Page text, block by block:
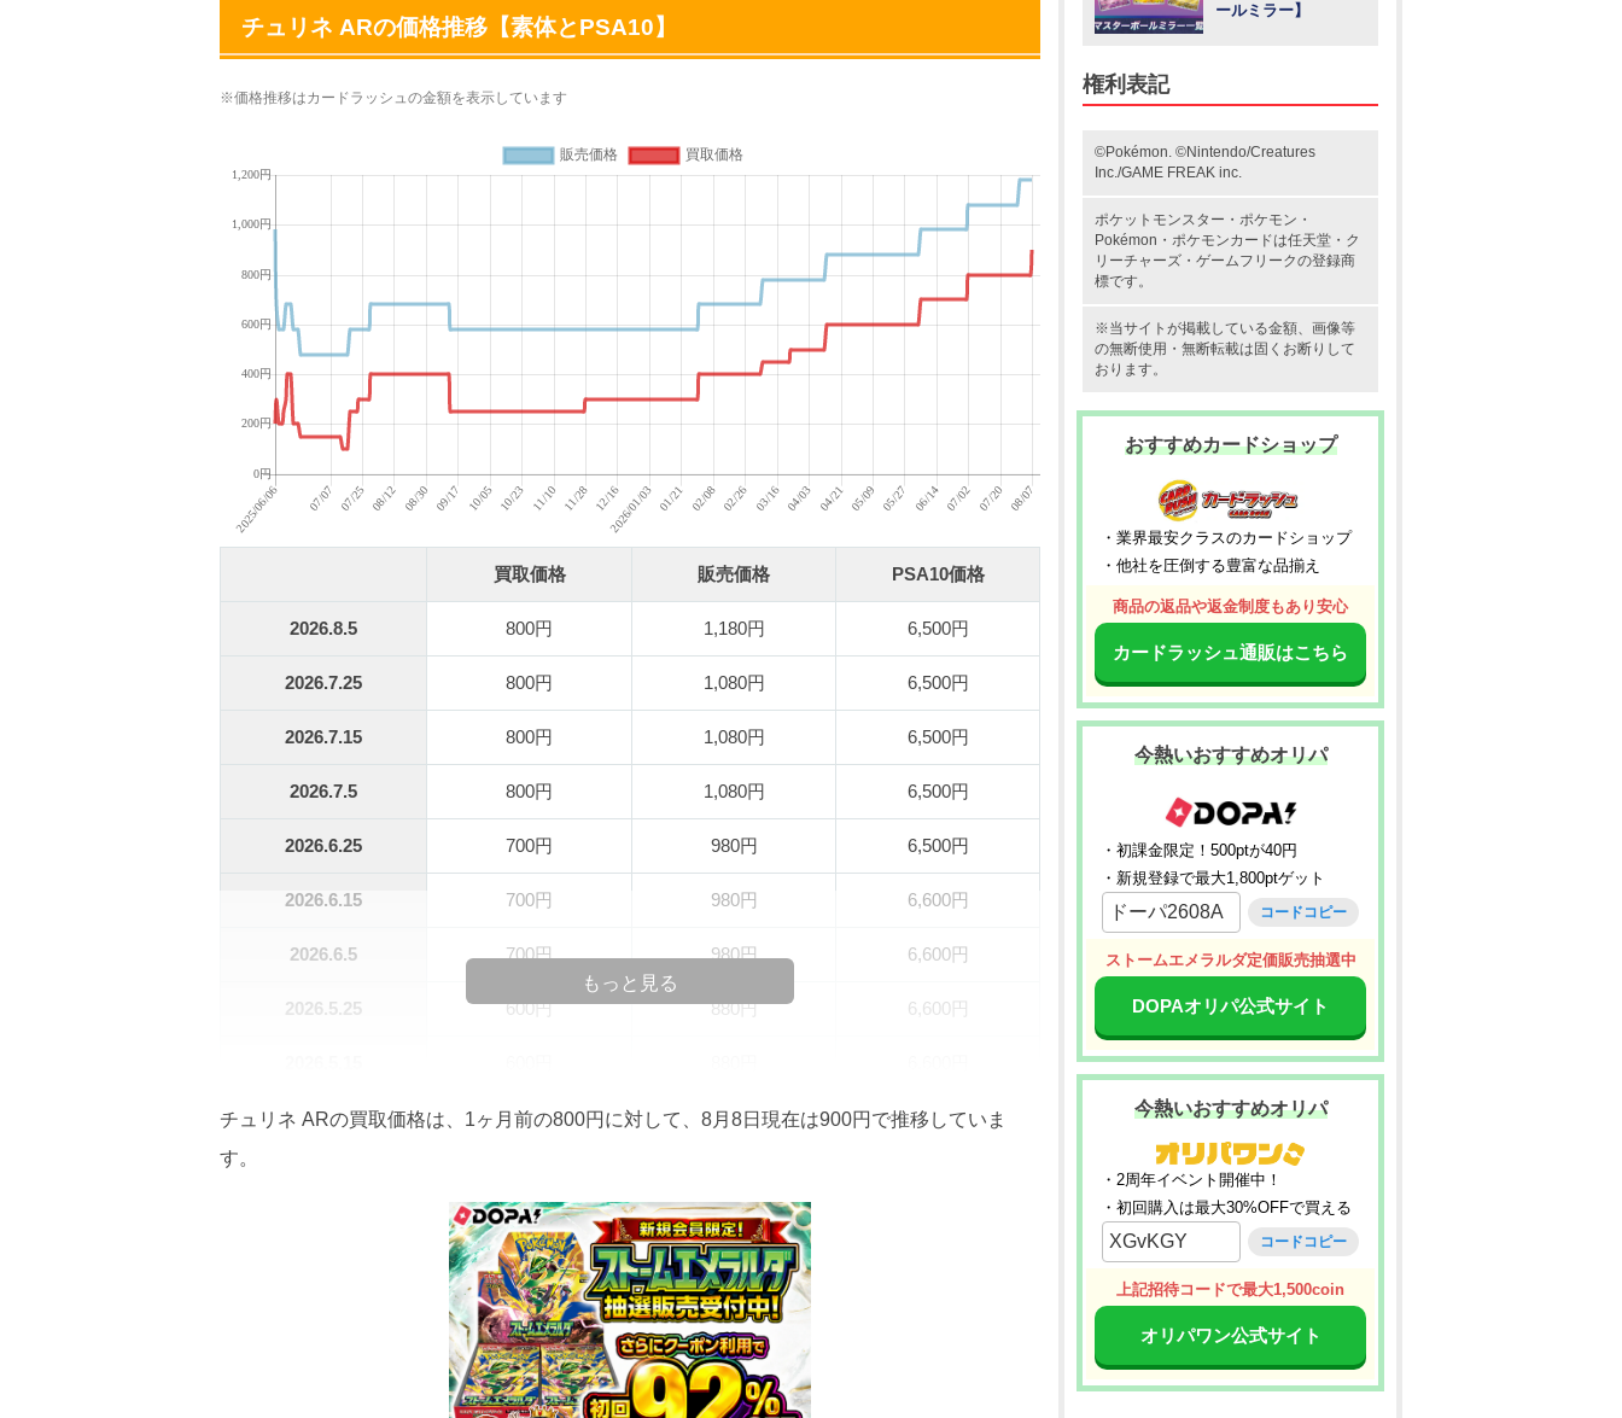
チュリネ ARの価格推移【素体とPSA10】
※価格推移はカードラッシュの金額を表示しています
買取価格 販売価格 PSA10価格
2026.8.5 800円 1,180円 6,500円
2026.7.25 800円 1,080円 6,500円
2026.7.15 800円 1,080円 6,500円
2026.7.5 800円 1,080円 6,500円
2026.6.25 700円 980円 6,500円
2026.6.15 700円 980円 6,600円
2026.6.5 700円 980円 6,600円
2026.5.25 600円 880円 6,600円
2026.5.5 600円 880円 6,600円
600円 880円
500円 780円
500円 780円
450円 780円
もっと見る
チュリネ ARの買取価格は、1ヶ月前の800円に対して、8月8日現在は900円で推移していま
す。
ールミラー】
権利表記
©Pokémon. ©Nintendo/Creatures
Inc./GAME FREAK inc.
ポケットモンスター ・ポケモン・
Pokémon・ ポケモンカードは任天堂・ ク
リーチャーズ ・ ゲームフリークの登録商
標です。
※当サイトが掲載している金額、画像等
の無断使用・無断転載は固くお断りして
おります。
おすすめカードショップ
・業界最安クラスのカードショップ
・他社を圧倒する豊富な品揃え
商品の返品や返金制度もあり安心
カードラッシュ通販はこちら
今熱いおすすめオリパ
・初課金限定！500ptが40円
・新規登録で最大1,800ptゲット
ドーパ2608A コードコピー
ストームエメラルダ定価販売抽選中
DOPAオリパ公式サイト
今熱いおすすめオリパ
・2周年イベント開催中！
・初回購入は最大30%OFFで買える
XGvKGY コードコピー
上記招待コードで最大1,500coin
オリパワン公式サイト